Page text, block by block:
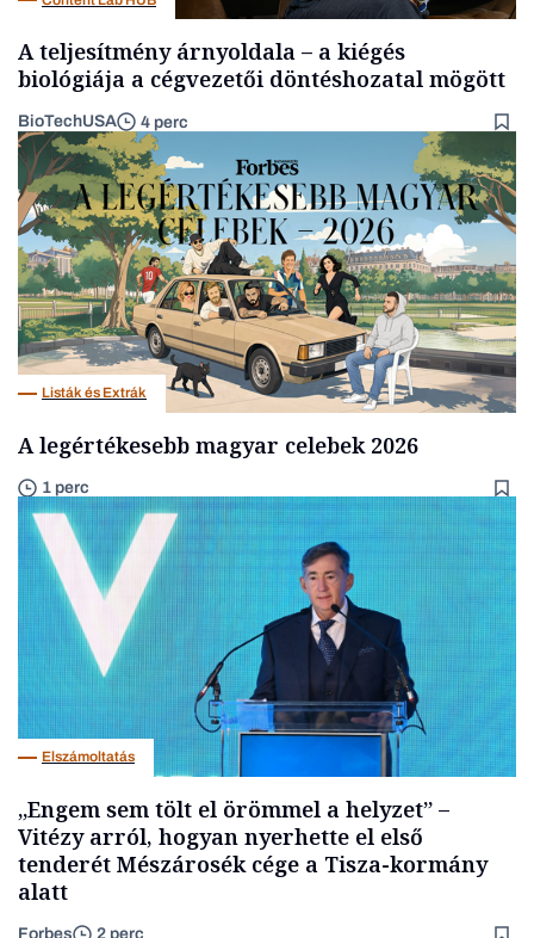
A teljesítmény árnyoldala – a kiégés
biológiája a cégvezetői döntéshozatal mögött
BioTechUSA 4 perc
Listák és Extrák
A legértékesebb magyar celebek 2026
1 perc
Elszámoltatás
„Engem sem tölt el örömmel a helyzet” –
Vitézy arról, hogyan nyerhette el első
tenderét Mészárosék cége a Tisza-kormány
alatt
Forbes 2 perc